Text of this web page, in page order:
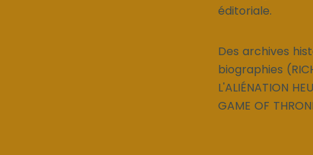
éditoriale.
Des archives
biographies
L'ALIÉNATION
GAME OF